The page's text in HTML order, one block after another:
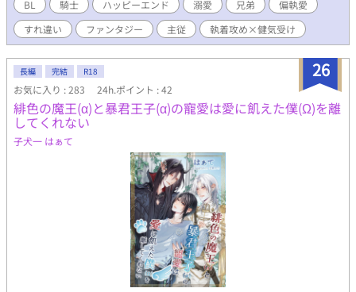
ったハイリと再会する。 だが、ようやく会えた兄は冷たく言い放
った。 「俺に弟はいない」 なぜ兄は自分を拒絶するのか。 雪の
炭鉱街で拾われた日から始まった運命は、やがて歪な執着と独占
欲へ変わっていく。 執着する兄×捨てられても慕い続ける弟。 血
の繋がらない騎士兄弟が辿る、禁断の偏愛譚。
BL 騎士 ハッピーエンド 溺愛 兄弟
偏執愛
すれ違い
ファンタジー 主従 執着攻め×健気受け
26
長編 完結 R18
お気に入り : 283 24h.ポイント : 42
緋色の魔王(α)と暴君王子(α)の寵愛は愛に飢えた僕(Ω)を離
してくれない
子犬一 はぁて